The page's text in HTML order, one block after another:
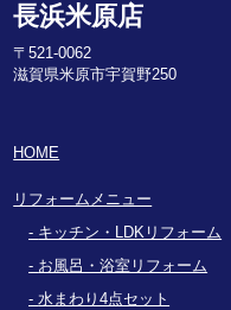
長浜米原店
〒521-0062
滋賀県米原市宇賀野250
HOME
リフォームメニュー
キッチン・LDKリフォーム
お風呂・浴室リフォーム
水まわり4点セット